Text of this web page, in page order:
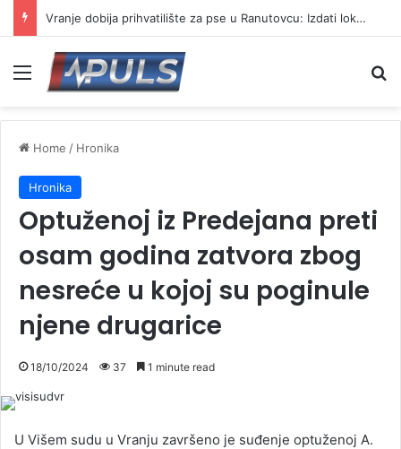
Vranje dobija prihvatilište za pse u Ranutovcu: Izdati lokacijski uslovi za izgradnju
Menu
Home / Hronika
Hronika
Optuženoj iz Predejana preti
osam godina zatvora zbog
nesreće u kojoj su poginule
njene drugarice
18/10/2024 37 1 minute read
U Višem sudu u Vranju završeno je suđenje optuženoj A.